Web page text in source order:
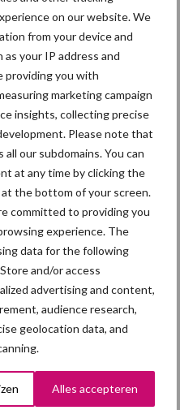
on our website. We
from your device and
your IP address and
providing you with
marketing campaign
insights, collecting precise
Please note that
our subdomains. You can
at any time by clicking the
the bottom of your screen.
committed to providing you
experience. The
data for the following
and/or access
advertising and content,
audience research,
geolocation data, and
Alles accepteren
via uw dierenarts of
heldere rapportering en
de interpretatie van de